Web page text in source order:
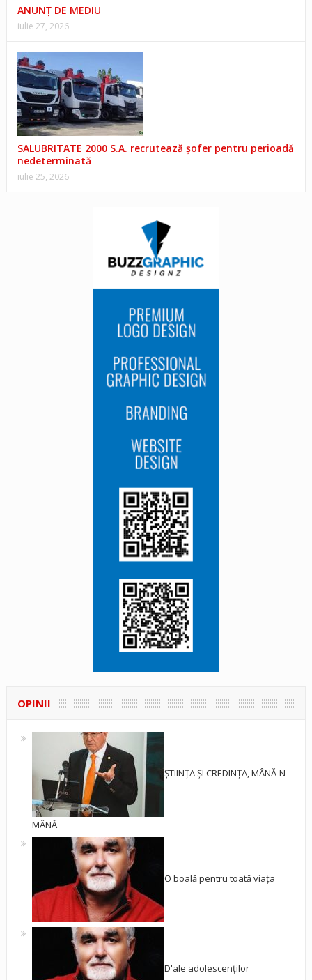
ANUNŢ DE MEDIU
iulie 27, 2026
SALUBRITATE 2000 S.A. recrutează șofer pentru perioadă
nedeterminată
iulie 25, 2026
OPINII
ȘTIINȚA ȘI CREDINȚA, MÂNĂ-N
MÂNĂ
O boală pentru toată viața
D'ale adolescenților